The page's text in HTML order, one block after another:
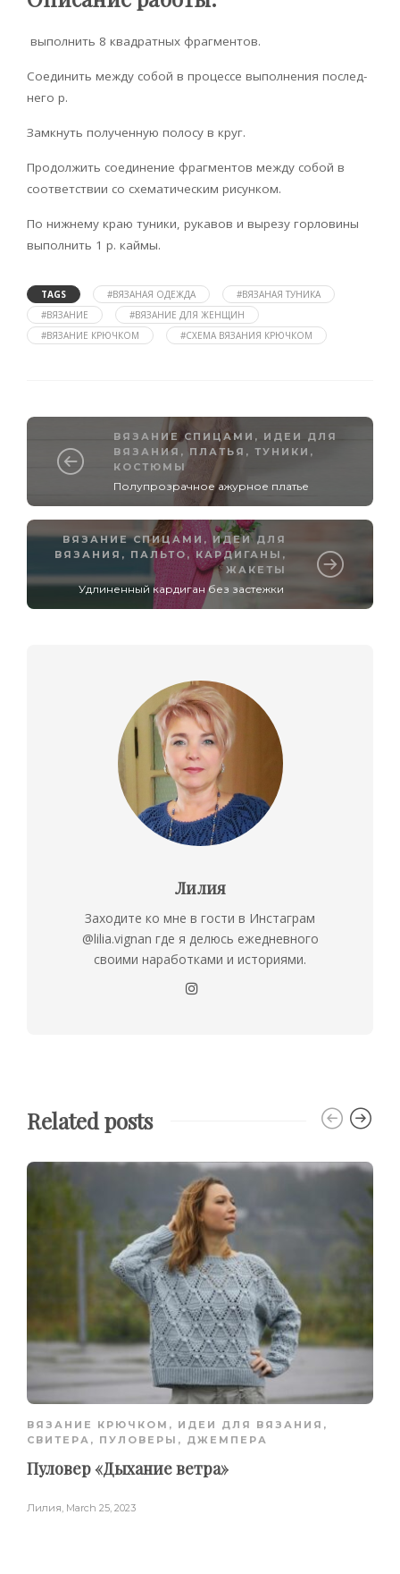
выполнить 8 ква­дратных фрагментов.
Соединить между собой в процессе выполнения послед­
него р.
Замкнуть полученную полосу в круг.
Продолжить соединение фраг­ментов между собой в
соответствии со схематическим рисунком.
По нижнему краю туники, рукавов и вырезу горло­вины
выполнить 1 р. каймы.
TAGS #ВЯЗАНАЯ ОДЕЖДА
#ВЯЗАНАЯ ТУНИКА
#ВЯЗАНИЕ
#ВЯЗАНИЕ ДЛЯ ЖЕНЩИН
#ВЯЗАНИЕ КРЮЧКОМ
#СХЕМА ВЯЗАНИЯ КРЮЧКОМ
ВЯЗАНИЕ СПИЦАМИ , ИДЕИ ДЛЯ
ВЯЗАНИЯ , ПЛАТЬЯ, ТУНИКИ,
КОСТЮМЫ
Полупрозрачное ажурное платье
ВЯЗАНИЕ СПИЦАМИ ,ИДЕИ ДЛЯ
ВЯЗАНИЯ , ПАЛЬТО, КАРДИГАНЫ,
ЖАКЕТЫ
Удлиненный кардиган без застежки
Лилия
Заходите ко мне в гости в Инстаграм
@lilia.vignan где я делюсь ежедневного
своими наработками и историями.
Related posts
ВЯЗАНИЕ КРЮЧКОМ , ИДЕИ ДЛЯ ВЯЗАНИЯ ,
СВИТЕРА, ПУЛОВЕРЫ, ДЖЕМПЕРА
Пуловер «Дыхание ветра»
Лилия, March 25, 2023